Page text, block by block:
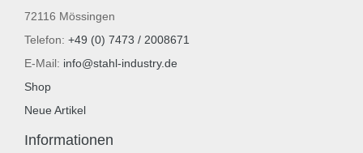
72116 Mössingen
Telefon: +49 (0) 7473 / 2008671
E-Mail: info@stahl-industry.de
Shop
Neue Artikel
Informationen